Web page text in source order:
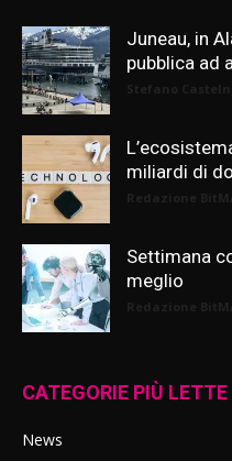
Juneau, in
pubblica ad
miliardi di
Settimana
meglio
CATEGORIE PIÙ LETTE
News